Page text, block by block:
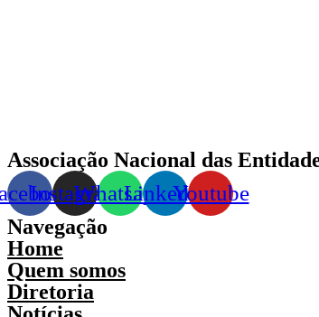
Associação Nacional das
InstagramWhatsappLinkedinYoutube
Navegação
Home
Quem somos
Diretoria